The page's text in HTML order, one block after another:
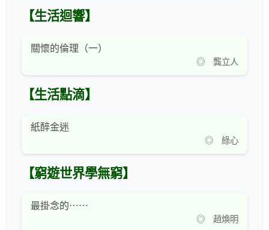
【生活迴響】
關懷的倫理（一）
◎ 龔立人
【生活點滴】
紙醉金迷
◎ 綠心
【窮遊世界學無窮】
最掛念的⋯⋯
◎ 趙煥明